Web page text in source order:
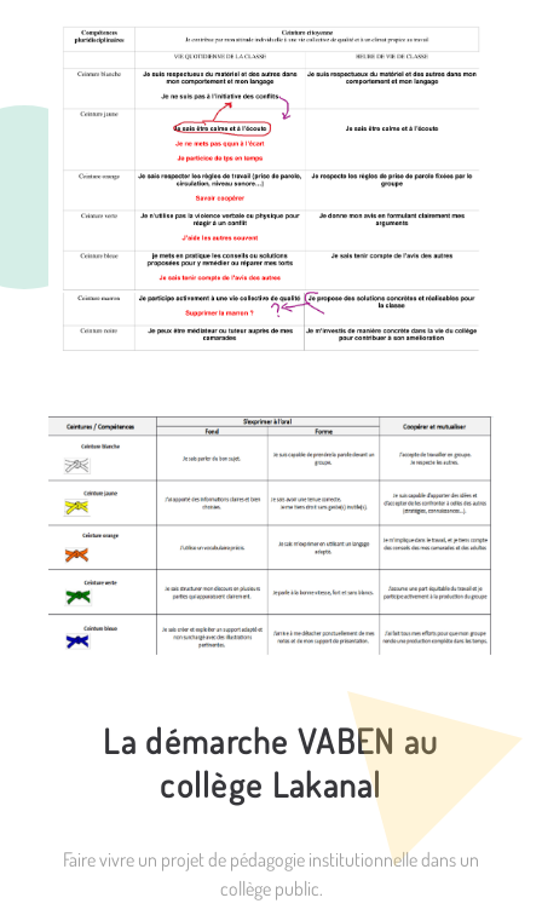
La démarche VABEN au
collège Lakanal
Faire vivre un projet de pédagogie institutionnelle dans un
collège public.